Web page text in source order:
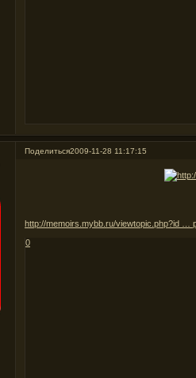
Поделиться2009-11-28 11:17:15
http://memoirs.mybb.ru/viewtopic.php?id …
0